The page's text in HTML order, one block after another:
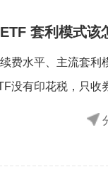
套利模式该
费水平、主流套
没有印花税，只